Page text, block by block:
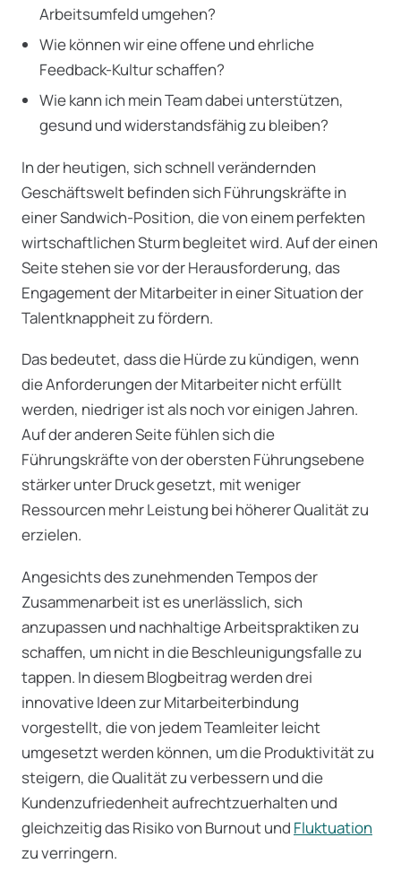
Arbeitsumfeld umgehen?
Wie können wir eine offene und ehrliche
Feedback-Kultur schaffen?
Wie kann ich mein Team dabei unterstützen,
gesund und widerstandsfähig zu bleiben?
In der heutigen, sich schnell verändernden
Geschäftswelt befinden sich Führungskräfte in
einer Sandwich-Position, die von einem perfekten
wirtschaftlichen Sturm begleitet wird. Auf der einen
Seite stehen sie vor der Herausforderung, das
Engagement der Mitarbeiter in einer Situation der
Talentknappheit zu fördern.
Das bedeutet, dass die Hürde zu kündigen, wenn
die Anforderungen der Mitarbeiter nicht erfüllt
werden, niedriger ist als noch vor einigen Jahren.
Auf der anderen Seite fühlen sich die
Führungskräfte von der obersten Führungsebene
stärker unter Druck gesetzt, mit weniger
Ressourcen mehr Leistung bei höherer Qualität zu
erzielen.
Angesichts des zunehmenden Tempos der
Zusammenarbeit ist es unerlässlich, sich
anzupassen und nachhaltige Arbeitspraktiken zu
schaffen, um nicht in die Beschleunigungsfalle zu
tappen. In diesem Blogbeitrag werden drei
innovative Ideen zur Mitarbeiterbindung
vorgestellt, die von jedem Teamleiter leicht
umgesetzt werden können, um die Produktivität zu
steigern, die Qualität zu verbessern und die
Kundenzufriedenheit aufrechtzuerhalten und
gleichzeitig das Risiko von Burnout und Fluktuation
zu verringern.